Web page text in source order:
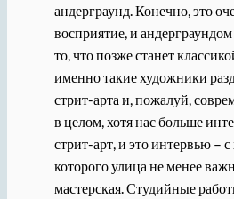
андерграунд. Конечно, это
восприятие, и
то, что позже станет
именно такие художники
стрит-арта и, пожалуй,
в целом, хотя нас больше
стрит-арт, и это интервью –
которого улица не менее
мастерская. Студийные